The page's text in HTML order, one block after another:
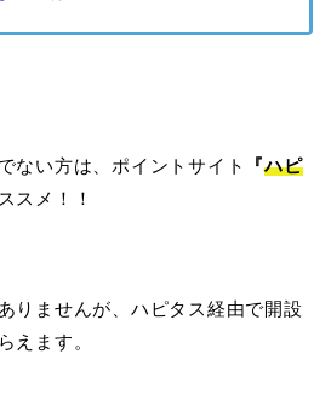
ない方は、ポイントサイト 『ハピ
スメ！！
りませんが、ハピタス経由で開設
えます。